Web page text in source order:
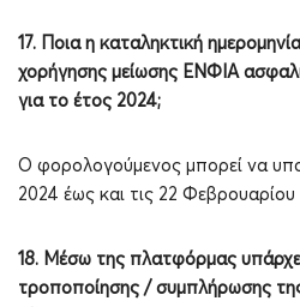
17. Ποια η καταληκτική
χορήγησης μείωσης ΕΝΦΙΑ
για το έτος 2024;
Ο φορολογούμενος μπορεί να
2024 έως και τις 22 Φεβρουαρίου
18. Μέσω της πλατφόρμας
τροποποίησης / συμπλήρωσης